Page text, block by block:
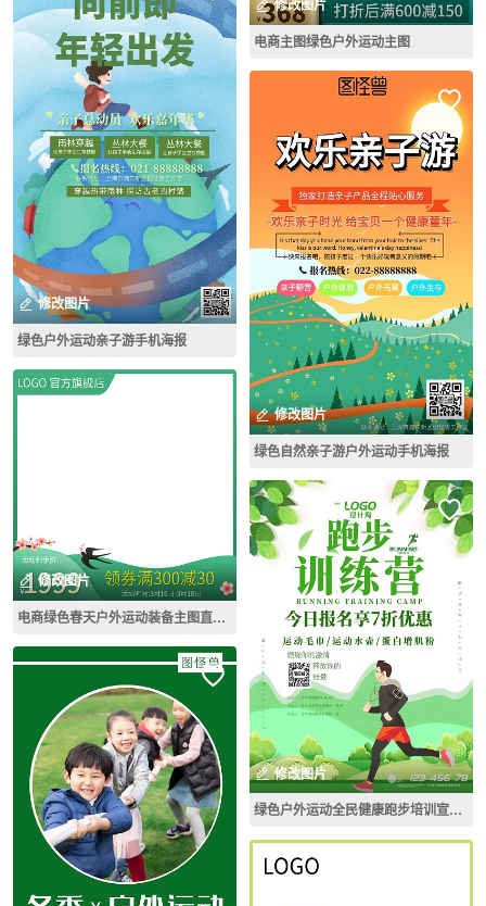
修改图片
绿色户外运动亲子游手机海报
修改图片
电商绿色春天户外运动装备主图直通车
修改图片
电商主图绿色户外运动主图
修改图片
绿色自然亲子游户外运动手机海报
修改图片
绿色户外运动全民健康跑步培训宣传广告海报